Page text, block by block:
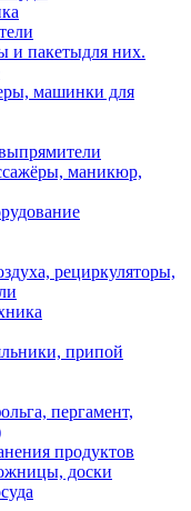
и пакетыдля них.
машинки для
маникюр,
рециркуляторы,
припой
пергамент,
продуктов
доски